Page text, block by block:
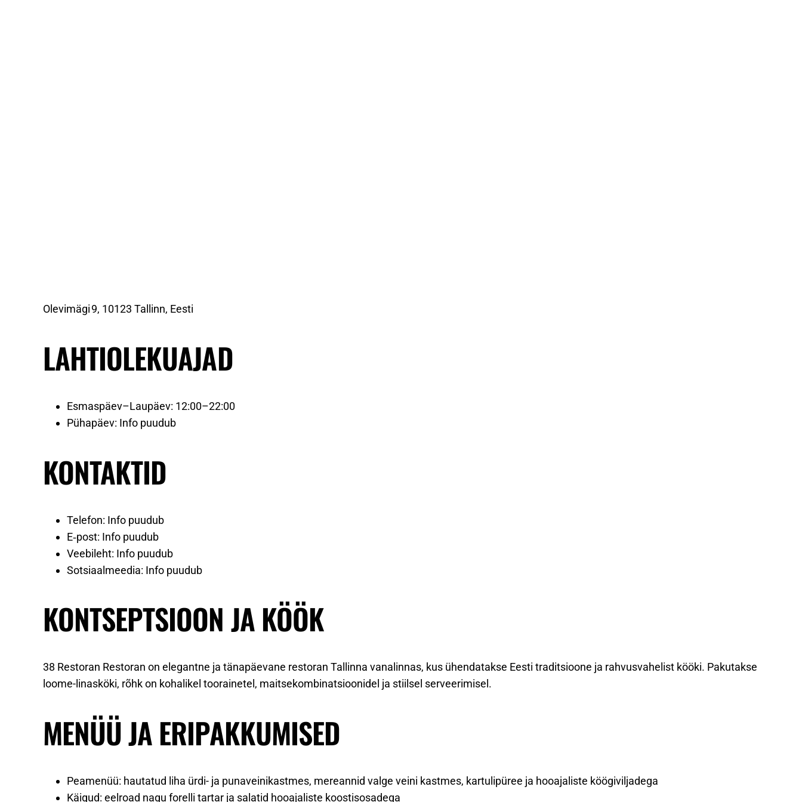
Olevimägi 9, 10123 Tallinn, Eesti
LAHTIOLEKUAJAD
Esmaspäev–Laupäev: 12:00–22:00
Pühapäev: Info puudub
KONTAKTID
Telefon: Info puudub
E‑post: Info puudub
Veebileht: Info puudub
Sotsiaalmeedia: Info puudub
KONTSEPTSIOON JA KÖÖK
38 Restoran Restoran on elegantne ja tänapäevane restoran Tallinna vanalinnas, kus ühendatakse Eesti traditsioone ja rahvusvahelist kööki. Pakutakse
loome-linasköki, rõhk on kohalikel toorainetel, maitsekombinatsioonidel ja stiilsel serveerimisel.
MENÜÜ JA ERIPAKKUMISED
Peamenüü: hautatud liha ürdi- ja punaveinikastmes, mereannid valge veini kastmes, kartulipüree ja hooajaliste köögiviljadega
Käigud: eelroad nagu forelli tartar ja salatid hooajaliste koostisosadega